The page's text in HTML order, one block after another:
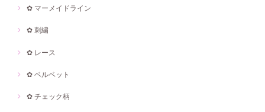
✿ マーメイドライン
✿ 刺繍
✿ レース
✿ ベルベット
✿ チェック柄